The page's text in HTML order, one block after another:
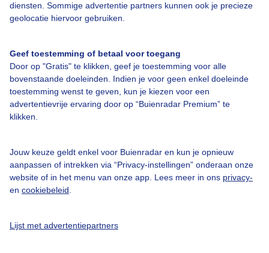
diensten. Sommige advertentie partners kunnen ook je precieze
geolocatie hiervoor gebruiken.
Geef toestemming of betaal voor toegang
Door op "Gratis" te klikken, geef je toestemming voor alle
bovenstaande doeleinden. Indien je voor geen enkel doeleinde
toestemming wenst te geven, kun je kiezen voor een
advertentievrije ervaring door op “Buienradar Premium” te
klikken.
Jouw keuze geldt enkel voor Buienradar en kun je opnieuw
aanpassen of intrekken via “Privacy-instellingen” onderaan onze
website of in het menu van onze app. Lees meer in ons privacy-
en cookiebeleid
Lijst met advertentiepartners
Bedrijfsgegevens
Contact
Toegankelijkheid
Gebruikersvoorwaarden
Adverteren
Privacy beleid
Cookie beleid